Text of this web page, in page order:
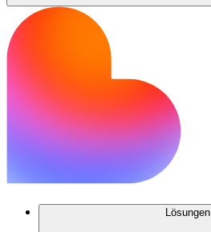
Lösungen